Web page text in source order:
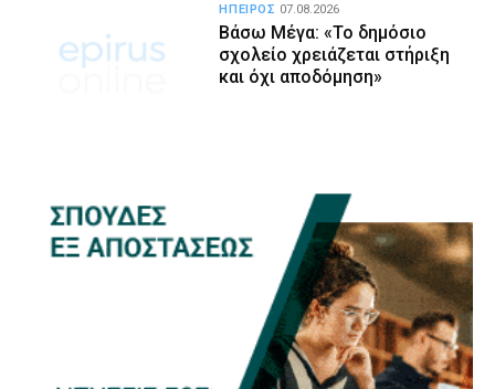
Βάσω Μέγα: «Το δημόσιο
σχολείο χρειάζεται στήριξη
και όχι αποδόμηση»
ΗΠΕΙΡΟΣ 07.08.2026